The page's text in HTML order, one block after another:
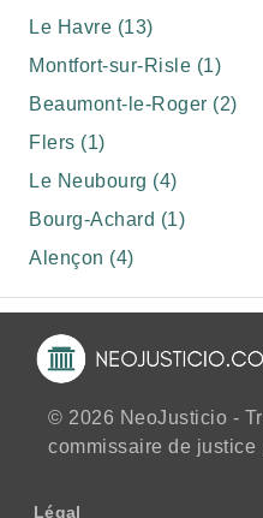
Le Havre (13)
Montfort-sur-Risle (1)
Beaumont-le-Roger (2)
Flers (1)
Le Neubourg (4)
Bourg-Achard (1)
Alençon (4)
© 2026 NeoJusticio -
commissaire de justice
Légal